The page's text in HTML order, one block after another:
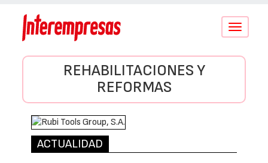
Conmutar
REHABILITACIONES Y
REFORMAS
ACTUALIDAD